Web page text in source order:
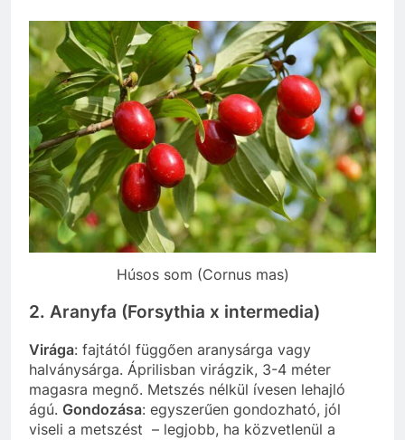
Húsos som (Cornus mas)
2. Aranyfa (Forsythia x intermedia)
Virága: fajtától függően aranysárga vagy
halványsárga. Áprilisban virágzik, 3-4 méter
magasra megnő. Metszés nélkül ívesen lehajló
ágú. Gondozása: egyszerűen gondozható, jól
viseli a metszést – legjobb, ha közvetlenül a